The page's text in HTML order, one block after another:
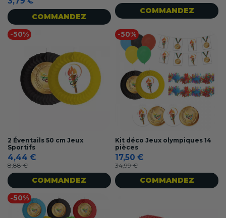
COMMANDEZ
COMMANDEZ
-50%
2 Éventails 50 cm Jeux
Sportifs
4,44 €
8,88 €
COMMANDEZ
-50%
Kit déco Jeux olympiques 14
pièces
17,50 €
34,99 €
COMMANDEZ
-50%